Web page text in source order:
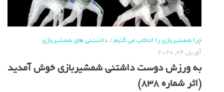
چرا شمشیربازی را انتخاب می کنیم/دانستنی های شمشیربازی
آوریل 24, 2026
به ورزش دوست داشتنی شمشیربازی خوش آمدید
(اثر شماره 838)